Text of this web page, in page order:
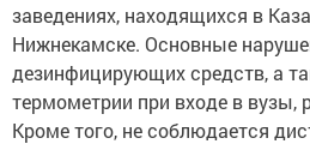
заведениях, находящихся в
Нижнекамске. Основные
дезинфицирующих средств, а
термометрии при входе в вузы,
Кроме того, не соблюдается